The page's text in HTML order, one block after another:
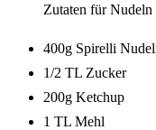
Zutaten für Nudeln
400g Spirelli
1/2 TL Zucker
200g Ketchup
1 TL Mehl